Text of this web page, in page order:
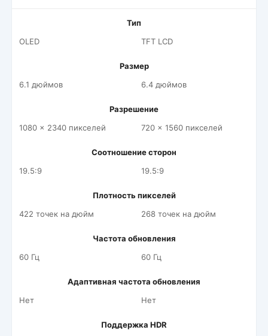
Тип
OLED
TFT LCD
Размер
6.1 дюймов
6.4 дюймов
Разрешение
1080 x 2340 пикселей
720 x 1560 пикселей
Соотношение сторон
19.5:9
19.5:9
Плотность пикселей
422 точек на дюйм
268 точек на дюйм
Частота обновления
60 Гц
60 Гц
Адаптивная частота обновления
Нет
Нет
Поддержка HDR